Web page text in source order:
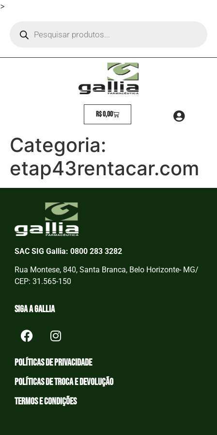
>
R$0,00
Categoria:
etap43rentacar.com
SAC SIG Gallia: 0800 283 3282
Rua Montese, 840, Santa Branca, Belo Horizonte- MG/
CEP: 31.565-150
Siga a Gallia
Políticas de privacidade
Políticas de Troca e devolução
Termos e condições